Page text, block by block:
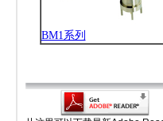
BM1系列